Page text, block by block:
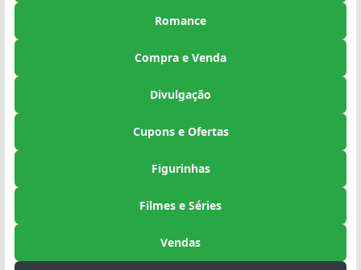
Romance
Compra e Venda
Divulgação
Cupons e Ofertas
Figurinhas
Filmes e Séries
Vendas